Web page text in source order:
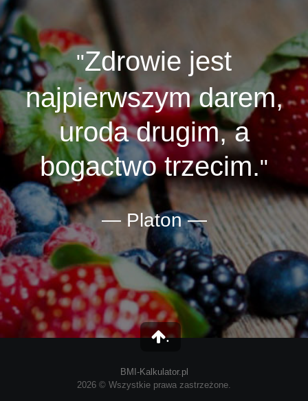
Zdrowie jest
najpierwszym darem,
uroda drugim, a
bogactwo trzecim.
Platon
.
BMI-Kalkulator.pl
2026 © Wszystkie prawa zastrzeżone.